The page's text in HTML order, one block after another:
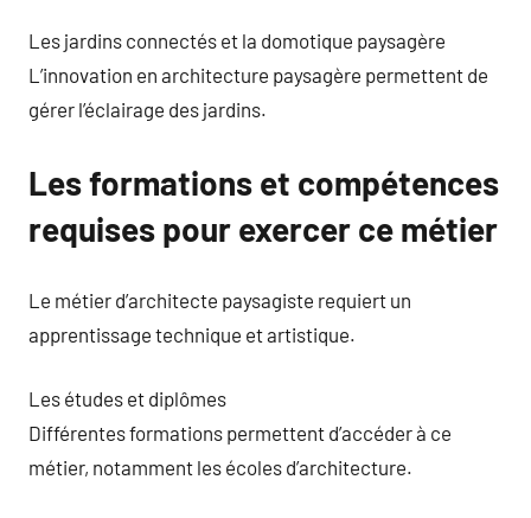
Les jardins connectés et la domotique paysagère
L’innovation en architecture paysagère permettent de
gérer l’éclairage des jardins.
Les formations et compétences
requises pour exercer ce métier
Le métier d’architecte paysagiste requiert un
apprentissage technique et artistique.
Les études et diplômes
Différentes formations permettent d’accéder à ce
métier, notamment les écoles d’architecture.